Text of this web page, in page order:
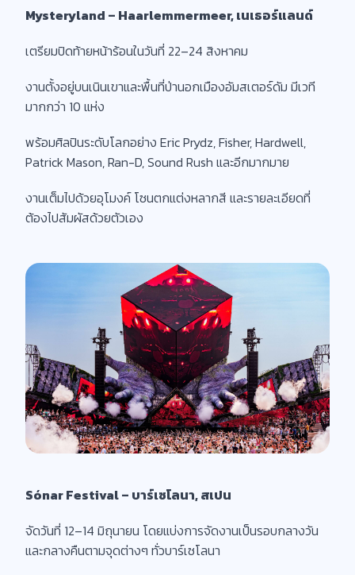
Mysteryland – Haarlemmermeer, เนเธอร์แลนด์
เตรียมปิดท้ายหน้าร้อนในวันที่ 22–24 สิงหาคม
งานตั้งอยู่บนเนินเขาและพื้นที่ป่านอกเมืองอัมสเตอร์ดัม มีเวที
มากกว่า 10 แห่ง
พร้อมศิลปินระดับโลกอย่าง Eric Prydz, Fisher, Hardwell,
Patrick Mason, Ran-D, Sound Rush และอีกมากมาย
งานเต็มไปด้วยอุโมงค์ โซนตกแต่งหลากสี และรายละเอียดที่
ต้องไปสัมผัสด้วยตัวเอง
Sónar Festival – บาร์เซโลนา, สเปน
จัดวันที่ 12–14 มิถุนายน โดยแบ่งการจัดงานเป็นรอบกลางวัน
และกลางคืนตามจุดต่างๆ ทั่วบาร์เซโลนา